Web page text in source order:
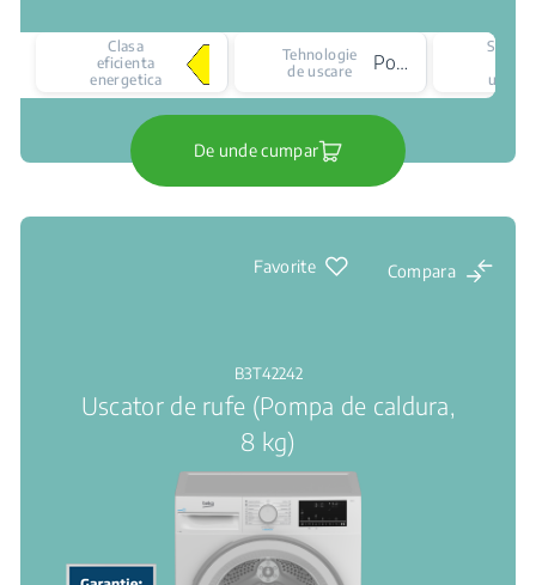
Clasa
eficienta
energetica
Tehnologie
de uscare
Pompa de caldura
Senzor
uscare
De unde cumpar
Favorite Compara
B3T42242
Uscator de rufe (Pompa de caldura,
8 kg)